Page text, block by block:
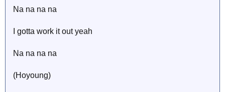
Na na na na
I gotta work it out yeah
Na na na na
(Hoyoung)